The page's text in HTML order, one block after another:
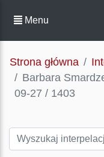
Menu
Strona główna
Barbara
09-27 / 1403